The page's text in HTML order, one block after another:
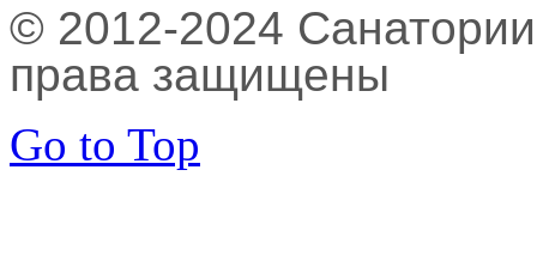
© 2012-2024
права защищены
Go to Top